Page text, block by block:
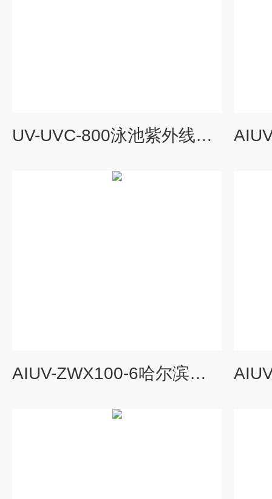
UV-UVC-800泳池紫外线杀菌器 紫外线消毒器
AIUV-ZWX100-6哈尔滨泳池水管道式紫外线消毒器